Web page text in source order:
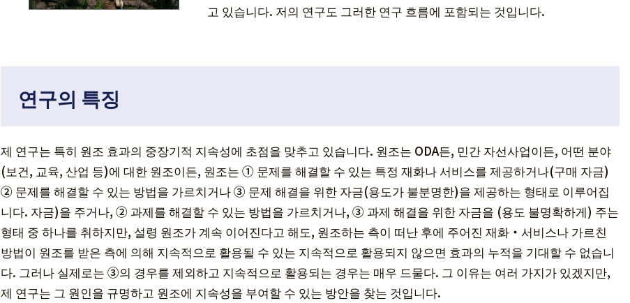
고 있습니다. 저의 연구도 그러한 연구 흐름에 포함되는 것입니다.
연구의 특징
제 연구는 특히 원조 효과의 중장기적 지속성에 초점을 맞추고 있습니다. 원조는 ODA든, 민간 자선사업이든, 어떤 분야
(보건, 교육, 산업 등)에 대한 원조이든, 원조는 ① 문제를 해결할 수 있는 특정 재화나 서비스를 제공하거나(구매 자금)
② 문제를 해결할 수 있는 방법을 가르치거나 ③ 문제 해결을 위한 자금(용도가 불분명한)을 제공하는 형태로 이루어집
니다. 자금)을 주거나, ② 과제를 해결할 수 있는 방법을 가르치거나, ③ 과제 해결을 위한 자금을 (용도 불명확하게) 주는
형태 중 하나를 취하지만, 설령 원조가 계속 이어진다고 해도, 원조하는 측이 떠난 후에 주어진 재화・서비스나 가르친
방법이 원조를 받은 측에 의해 지속적으로 활용될 수 있는 지속적으로 활용되지 않으면 효과의 누적을 기대할 수 없습니
다. 그러나 실제로는 ③의 경우를 제외하고 지속적으로 활용되는 경우는 매우 드물다. 그 이유는 여러 가지가 있겠지만,
제 연구는 그 원인을 규명하고 원조에 지속성을 부여할 수 있는 방안을 찾는 것입니다.